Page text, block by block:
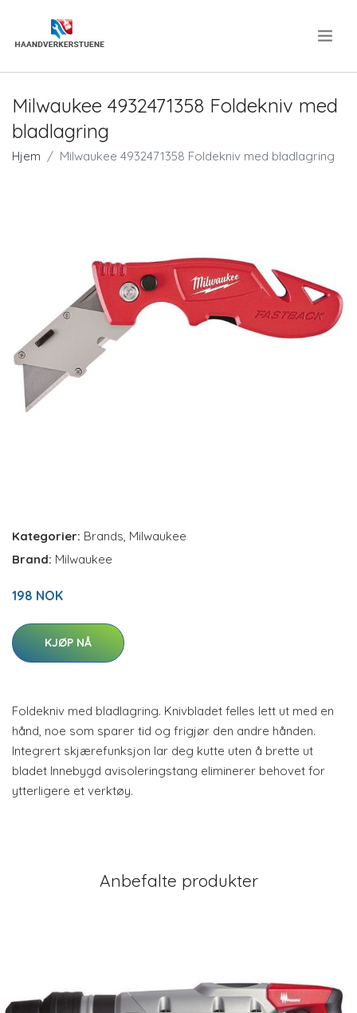
Milwaukee 4932471358 Foldekniv med
bladlagring
Hjem Milwaukee 4932471358 Foldekniv med bladlagring
Kategorier: Brands, Milwaukee
Brand: Milwaukee
198 NOK
KJØP NÅ
Foldekniv med bladlagring. Knivbladet felles lett ut med en
hånd, noe som sparer tid og frigjør den andre hånden.
Integrert skjærefunksjon lar deg kutte uten å brette ut
bladet Innebygd avisoleringstang eliminerer behovet for
ytterligere et verktøy.
Anbefalte produkter